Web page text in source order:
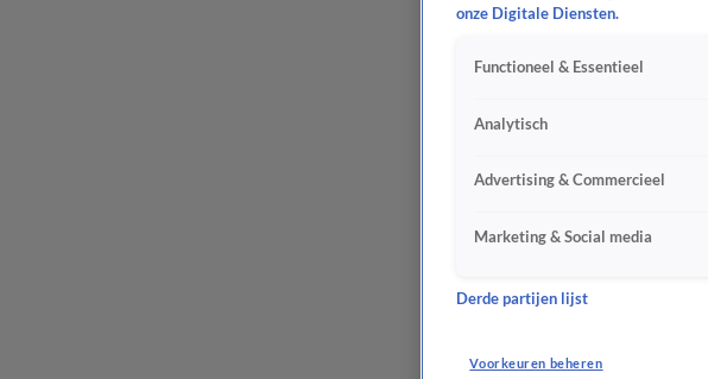
onze Digitale Diensten.
Functioneel & Essentieel
Analytisch
Advertising & Commercieel
Marketing & Social media
Derde partijen lijst
Voorkeuren beheren